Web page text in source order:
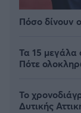
Πόσο δίνουν
Τα 15 μεγάλα
Πότε
Το
Δυτικής